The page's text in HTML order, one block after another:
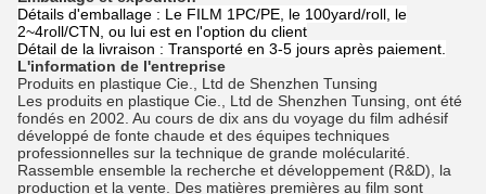
Détails d'emballage : Le FILM 1PC/PE, le 100yard/roll, le
2~4roll/CTN, ou lui est en l'option du client
Détail de la livraison : Transporté en 3-5 jours après paiement.
L'information de l'entreprise
Produits en plastique Cie., Ltd de Shenzhen Tunsing
Les produits en plastique Cie., Ltd de Shenzhen Tunsing , ont été
fondés en 2002. Au cours de dix ans du voyage du film adhésif
développé de fonte chaude et des équipes techniques
professionnelles sur la technique de grande molécularité.
Rassemble ensemble la recherche et développement (R&D), la
production et la vente. Des matières premières au film sont